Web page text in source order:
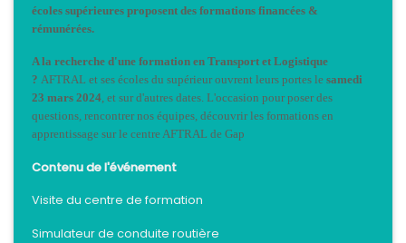
écoles supérieures proposent des formations financées &
rémunérées.
A la recherche d'une formation en Transport et Logistique
? AFTRAL et ses écoles du supérieur ouvrent leurs portes le samedi
23 mars 2024, et sur d'autres dates. L'occasion pour poser des
questions, rencontrer nos équipes, découvrir les formations en
apprentissage sur le centre AFTRAL de Gap
Contenu de l'événement
Visite du centre de formation
Simulateur de conduite routière